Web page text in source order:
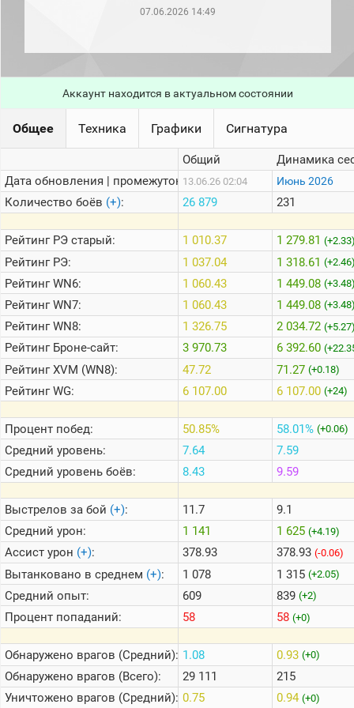
месяц)
(за
последние
сессии)
Топ
1000
Кланы
стримеров
Информация
Онлайн
Цветовая
шкала
Теlegram
ВК
Портал
Мира
Танков
07.06.2026 14:49
Аккаунт находится в актуальном состоянии
Общее Техника Графики Сигнатура
Дата обновления | промежуток:
Количество боёв (+):
РейтингРЭ старый:
РейтингРЭ:
РейтингWN6:
РейтингWN7:
РейтингWN8:
РейтингБроне-сайт:
РейтингXVM (WN8):
РейтингWG:
Процент побед:
Средний уровень:
Средний уровень боёв:
Выстрелов за бой (+):
Средний урон:
Ассист урон (+):
Вытанковано в среднем (+):
Средний опыт:
Процент попаданий:
Обнаружено врагов (Средний):
Обнаружено врагов (Всего):
Уничтожено врагов (Средний):
Общий
13.06.26 02:04
26 879
1 010.37
1 037.04
1 060.43
1 060.43
1 326.75
3 970.73
47.72
6 107.00
50.85%
7.64
8.43
11.7
1 141
378.93
1 078
609
58
1.08
29 111
0.75
Динамика
Июнь 2026
231
1 279.81
1 318.61
1 449.08
1 449.08
2 034.72
6 392.60
71.27 (+0.18)
6 107.00 (+24)
58.01% (+0.06)
7.59
9.59
9.1
1 625 (+4.19)
378.93 (-0.06)
1 315 (+2.05)
839 (+2)
58 (+0)
0.93 (+0)
215
0.94 (+0)